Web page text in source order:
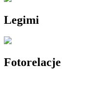
Legimi
Fotorelacje